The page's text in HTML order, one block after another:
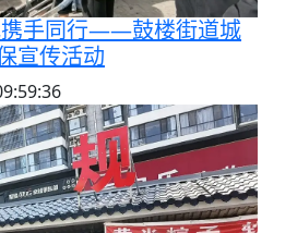
携手同行——鼓楼街道城
宣传活动